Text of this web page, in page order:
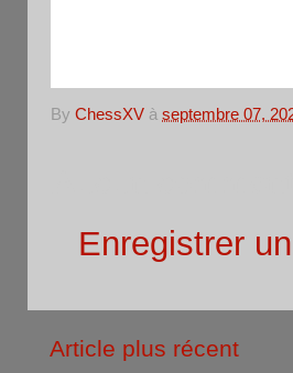
By ChessXV à septembre 07,
Enregistrer
Article plus récent